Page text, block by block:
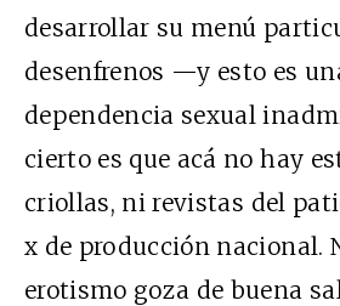
desarrollar su menú
desenfrenos —y esto es
dependencia sexual
cierto es que acá no hay
criollas, ni revistas del
x de producción nacional.
erotismo goza de buena